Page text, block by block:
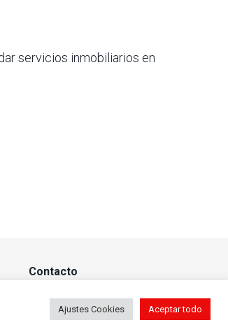
servicios inmobiliarios en
Contacto
Ajustes Cookies Aceptar todo